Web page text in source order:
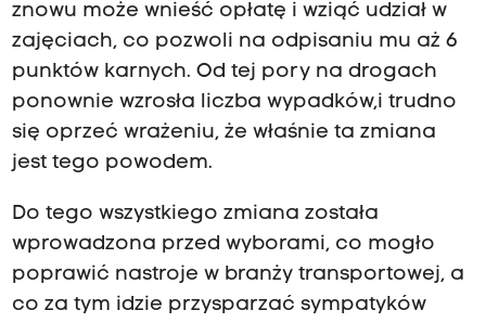
znowu może wnieść opłatę i wziąć udział w
zajęciach, co pozwoli na odpisaniu mu aż 6
punktów karnych. Od tej pory na drogach
ponownie wzrosła liczba wypadków,i trudno
się oprzeć wrażeniu, że właśnie ta zmiana
jest tego powodem.
Do tego wszystkiego zmiana została
wprowadzona przed wyborami, co mogło
poprawić nastroje w branży transportowej, a
co za tym idzie przysparzać sympatyków